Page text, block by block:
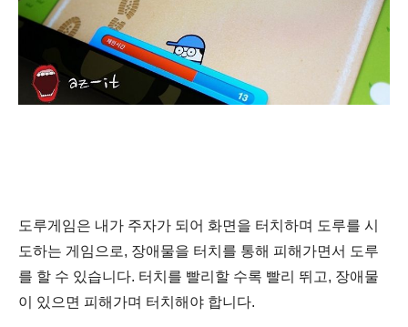
도루게임은 내가 주자가 되어 화면을 터치하며 도루를 시
도하는 게임으로, 장애물을 터치를 통해 피해가면서 도루
를 할 수 있습니다. 터치를 빨리할 수록 빨리 뛰고, 장애물
이 있으면 피해가며 터치해야 합니다.